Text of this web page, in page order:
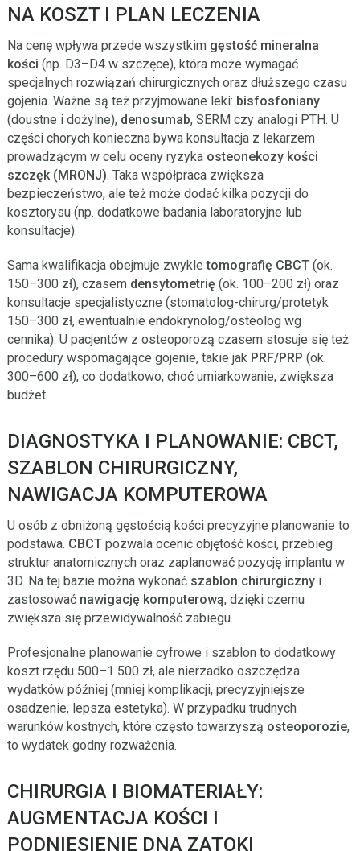
NA KOSZT I PLAN LECZENIA
Na cenę wpływa przede wszystkim gęstość mineralna
kości (np. D3–D4 w szczęce), która może wymagać
specjalnych rozwiązań chirurgicznych oraz dłuższego czasu
gojenia. Ważne są też przyjmowane leki: bisfosfoniany
(doustne i dożylne), denosumab, SERM czy analogi PTH. U
części chorych konieczna bywa konsultacja z lekarzem
prowadzącym w celu oceny ryzyka osteonekozy kości
szczęk (MRONJ). Taka współpraca zwiększa
bezpieczeństwo, ale też może dodać kilka pozycji do
kosztorysu (np. dodatkowe badania laboratoryjne lub
konsultacje).
Sama kwalifikacja obejmuje zwykletomografię CBCT(ok.
150–300 zł), czasem densytometrię (ok. 100–200 zł) oraz
konsultacje specjalistyczne (stomatolog-chirurg/protetyk
150–300 zł, ewentualnie endokrynolog/osteolog wg
cennika). U pacjentów z osteoporozą czasem stosuje się też
procedury wspomagające gojenie, takie jak PRF/PRP (ok.
300–600 zł), co dodatkowo, choć umiarkowanie, zwiększa
budżet.
DIAGNOSTYKA I PLANOWANIE: CBCT,
SZABLON CHIRURGICZNY,
NAWIGACJA KOMPUTEROWA
U osób z obniżoną gęstością kości precyzyjne planowanie to
podstawa. CBCTpozwala ocenić objętość kości, przebieg
struktur anatomicznych oraz zaplanować pozycję implantu w
3D. Na tej bazie można wykonać szablon chirurgicznyi
zastosować nawigację komputerową, dzięki czemu
zwiększa się przewidywalność zabiegu.
Profesjonalne planowanie cyfrowe i szablon to dodatkowy
koszt rzędu 500–1 500 zł, ale nierzadko oszczędza
wydatków później (mniej komplikacji, precyzyjniejsze
osadzenie, lepsza estetyka). W przypadku trudnych
warunków kostnych, które często towarzyszą osteoporozie,
to wydatek godny rozważenia.
CHIRURGIA I BIOMATERIAŁY:
AUGMENTACJA KOŚCI I
PODNIESIENIE DNA ZATOKI